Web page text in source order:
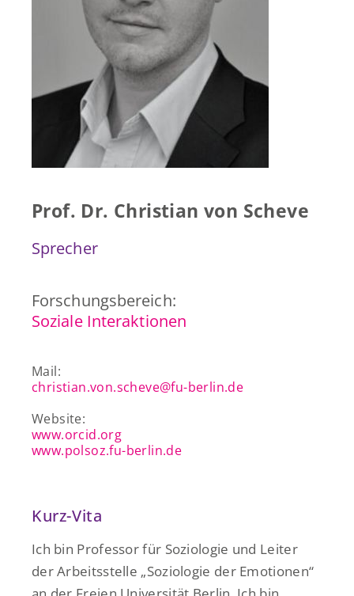
Presse & Publikationen
Blog
Kontakt
Prof. Dr. Christian von Scheve
Sprecher
Forschungsbereich:
Soziale Interaktionen
Mail:
christian.von.scheve@fu-berlin.de
Website:
www.orcid.org
www.polsoz.fu-berlin.de
Kurz-Vita
Ich bin Professor für Soziologie und Leiter
der Arbeitsstelle „Soziologie der Emotionen“